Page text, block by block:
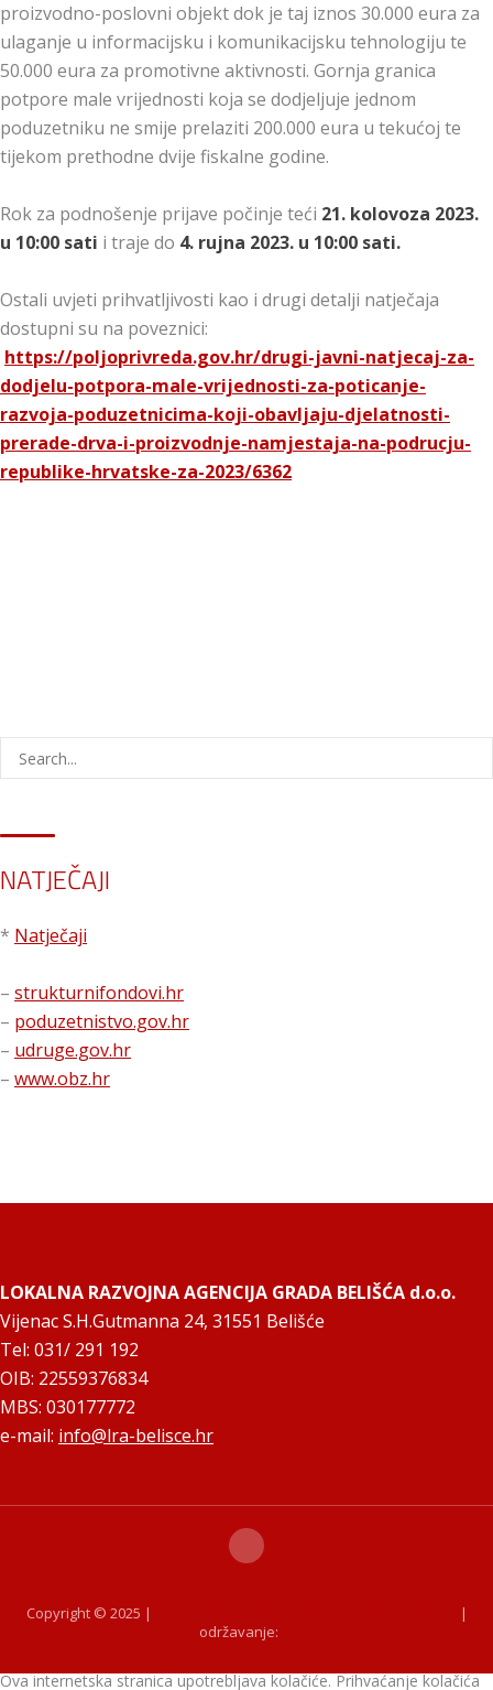
proizvodno-poslovni objekt dok je taj iznos 30.000 eura za
ulaganje u informacijsku i komunikacijsku tehnologiju te
50.000 eura za promotivne aktivnosti. Gornja granica
potpore male vrijednosti koja se dodjeljuje jednom
poduzetniku ne smije prelaziti 200.000 eura u tekućoj te
tijekom prethodne dvije fiskalne godine.
Rok za podnošenje prijave počinje teći 21. kolovoza 2023.
u 10:00 sati i traje do 4. rujna 2023. u 10:00 sati.
Ostali uvjeti prihvatljivosti kao i drugi detalji natječaja
dostupni su na poveznici:
https://poljoprivreda.gov.hr/drugi-javni-natjecaj-za-
dodjelu-potpora-male-vrijednosti-za-poticanje-
razvoja-poduzetnicima-koji-obavljaju-djelatnosti-
prerade-drva-i-proizvodnje-namjestaja-na-podrucju-
republike-hrvatske-za-2023/6362
NATJEČAJI
* Natječaji
– strukturnifondovi.hr
– poduzetnistvo.gov.hr
– udruge.gov.hr
– www.obz.hr
LOKALNA RAZVOJNA AGENCIJA GRADA BELIŠĆA d.o.o.
Vijenac S.H.Gutmanna 24, 31551 Belišće
Tel: 031/ 291 192
OIB: 22559376834
MBS: 030177772
e-mail: info@lra-belisce.hr
Copyright © 2025 |
|
održavanje:
Ova internetska stranica upotrebljava kolačiće. Prihvaćanje kolačića